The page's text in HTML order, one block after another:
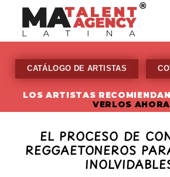
content
CATÁLOGO DE ARTISTAS
LOS ARTISTAS
VERLOS AHORA
EL PROCESO DE
REGGAETONEROS